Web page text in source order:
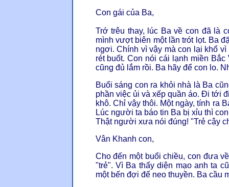
Con gái của Ba,
Trớ trêu thay, lúc Ba về con đã là
mình vượt biên một lần trót lọt. Ba
ngơi. Chính vì vậy mà con lại khổ
rét buốt. Con nói cái lạnh miền
cũng đủ lắm rồi. Ba hãy để con lo.
Buổi sáng con ra khỏi nhà là Ba
phần việc ủi và xếp quần áo. Đi tới
khô. Chỉ vậy thôi. Một ngày, tính ra
Lúc người ta báo tin Ba bị xỉu thì
Thật người xưa nói đúng! "Trẻ cậy
Vân Khanh con,
Cho đến một buổi chiều, con đưa
"trẻ". Vì Ba thấy diện mạo anh ta
một bến đợi để neo thuyền. Ba cầu